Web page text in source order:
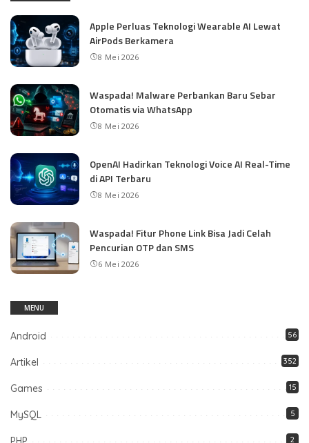
Apple Perluas Teknologi Wearable AI Lewat
AirPods Berkamera
8 Mei 2026
Waspada! Malware Perbankan Baru Sebar
Otomatis via WhatsApp
8 Mei 2026
OpenAI Hadirkan Teknologi Voice AI Real-Time
di API Terbaru
8 Mei 2026
Waspada! Fitur Phone Link Bisa Jadi Celah
Pencurian OTP dan SMS
6 Mei 2026
MENU
Android 56
Artikel 352
Games 15
MySQL 5
2